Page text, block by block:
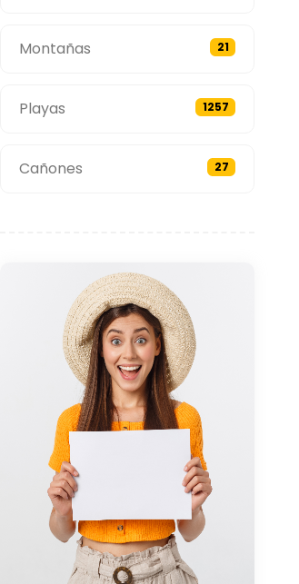
Montañas 21
Playas 1257
Cañones 27